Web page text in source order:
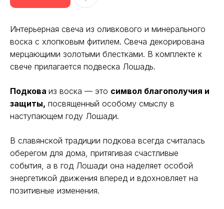
Интерьерная свеча из оливкового и минерального
воска с хлопковым фитилем. Свеча декорирована
мерцающими золотыми блестками. В комплекте к
свече прилагается подвеска Лошадь.
Подкова из воска — это символ благополучия и
защиты, посвященный особому смыслу в
наступающем году Лошади.
В славянской традиции подкова всегда считалась
оберегом для дома, притягивая счастливые
события, а в год Лошади она наделяет особой
энергетикой движения вперед и вдохновляет на
позитивные изменения.​